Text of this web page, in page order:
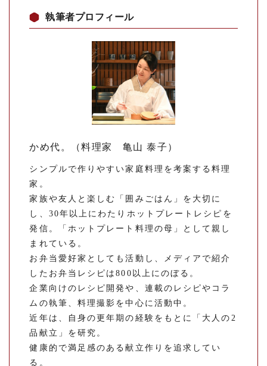
執筆者プロフィール
かめ代。（料理家 亀山 泰子）
シンプルで作りやすい家庭料理を考案する料理
家。
家族や友人と楽しむ「囲みごはん」を大切に
し、30年以上にわたりホットプレートレシピを
発信。「ホットプレート料理の母」として親し
まれている。
お弁当愛好家としても活動し、メディアで紹介
したお弁当レシピは800以上にのぼる。
企業向けのレシピ開発や、連載のレシピやコラ
ムの執筆、料理撮影を中心に活動中。
近年は、自身の更年期の経験をもとに「大人の2
品献立」を研究。
健康的で満足感のある献立作りを追求してい
る。